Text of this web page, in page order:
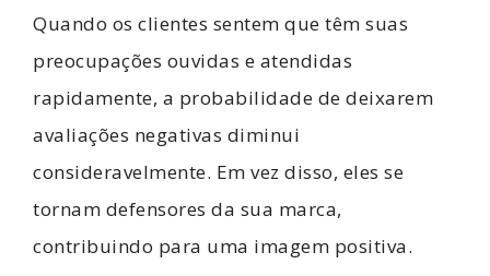
Quando os clientes sentem que têm suas
preocupações ouvidas e atendidas
rapidamente, a probabilidade de deixarem
avaliações negativas diminui
consideravelmente. Em vez disso, eles se
tornam defensores da sua marca,
contribuindo para uma imagem positiva.